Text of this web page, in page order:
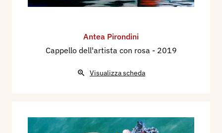
Antea Pirondini
Cappello dell'artista con rosa - 2019
Visualizza scheda